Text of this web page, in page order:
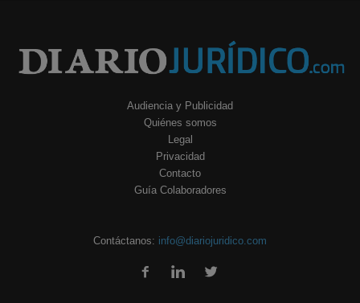
Audiencia y Publicidad
Quiénes somos
Legal
Privacidad
Contacto
Guía Colaboradores
Contáctanos: info@diariojuridico.com